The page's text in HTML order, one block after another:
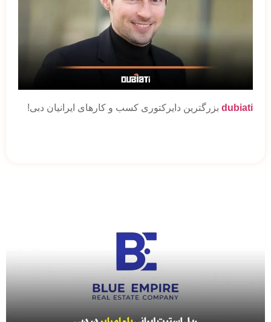
dubiati بزرگترین دایرکتوری کسب و کارهای ایرانیان دبی!